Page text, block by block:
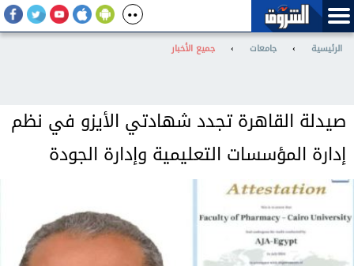
الرئيسية › جامعات › جميع الأخبار
صيدلة القاهرة تجدد شهادتي الأيزو في نظم
إدارة المؤسسات التعليمية وإدارة الجودة